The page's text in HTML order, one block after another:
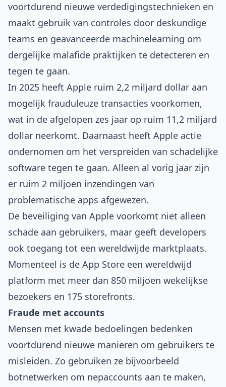
voortdurend nieuwe verdedigingstechnieken en
maakt gebruik van controles door deskundige
teams en geavanceerde machinelearning om
dergelijke malafide praktijken te detecteren en
tegen te gaan.
In 2025 heeft Apple ruim 2,2 miljard dollar aan
mogelijk frauduleuze transacties voorkomen,
wat in de afgelopen zes jaar op ruim 11,2 miljard
dollar neerkomt. Daarnaast heeft Apple actie
ondernomen om het verspreiden van schadelijke
software tegen te gaan. Alleen al vorig jaar zijn
er ruim 2 miljoen inzendingen van
problematische apps afgewezen.
De beveiliging van Apple voorkomt niet alleen
schade aan gebruikers, maar geeft developers
ook toegang tot een wereldwijde marktplaats.
Momenteel is de App Store een wereldwijd
platform met meer dan 850 miljoen wekelijkse
bezoekers en 175 storefronts.
Fraude met accounts
Mensen met kwade bedoelingen bedenken
voortdurend nieuwe manieren om gebruikers te
misleiden. Zo gebruiken ze bijvoorbeeld
botnetwerken om nepaccounts aan te maken,